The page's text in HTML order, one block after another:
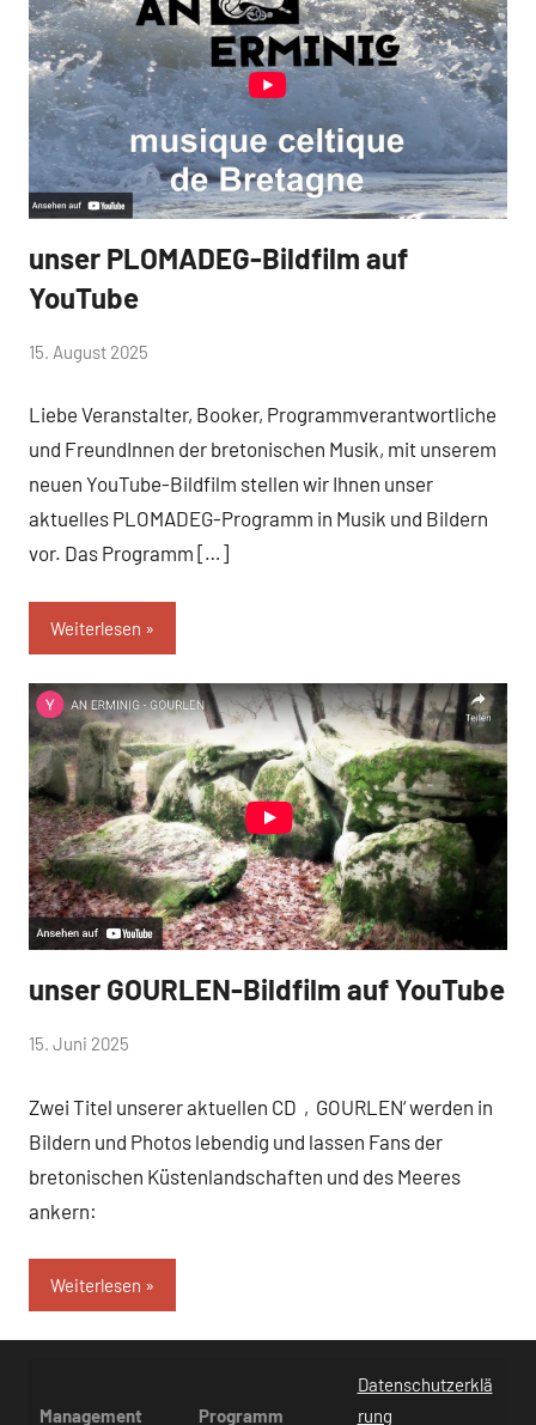
Aktuelles
unser PLOMADEG-Bildfilm auf
YouTube
von
15. August 2025
Liebe Veranstalter, Booker, Programmverantwortliche
und FreundInnen der bretonischen Musik, mit unserem
neuen YouTube-Bildfilm stellen wir Ihnen unser
aktuelles PLOMADEG-Programm in Musik und Bildern
vor. Das Programm […]
Weiterlesen
Aktuelles
unser GOURLEN-Bildfilm auf YouTube
von
15. Juni 2025
Zwei Titel unserer aktuellen CD ‚GOURLEN‘ werden in
Bildern und Photos lebendig und lassen Fans der
bretonischen Küstenlandschaften und des Meeres
ankern:
Weiterlesen
Management Programm
Datenschutzerklä
rung